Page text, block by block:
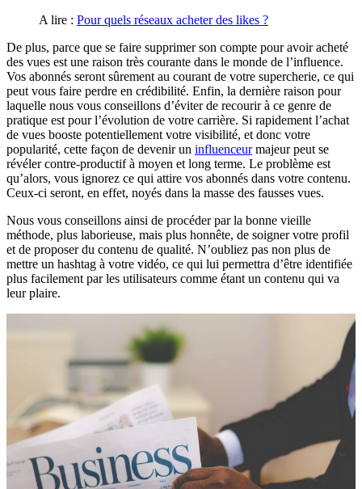
A lire : Pour quels réseaux acheter des likes ?
De plus, parce que se faire supprimer son compte pour avoir acheté
des vues est une raison très courante dans le monde de l’influence.
Vos abonnés seront sûrement au courant de votre supercherie, ce qui
peut vous faire perdre en crédibilité. Enfin, la dernière raison pour
laquelle nous vous conseillons d’éviter de recourir à ce genre de
pratique est pour l’évolution de votre carrière. Si rapidement l’achat
de vues booste potentiellement votre visibilité, et donc votre
popularité, cette façon de devenir un influenceurmajeur peut se
révéler contre-productif à moyen et long terme. Le problème est
qu’alors, vous ignorez ce qui attire vos abonnés dans votre contenu.
Ceux-ci seront, en effet, noyés dans la masse des fausses vues.
Nous vous conseillons ainsi de procéder par la bonne vieille
méthode, plus laborieuse, mais plus honnête, de soigner votre profil
et de proposer du contenu de qualité. N’oubliez pas non plus de
mettre un hashtag à votre vidéo, ce qui lui permettra d’être identifiée
plus facilement par les utilisateurs comme étant un contenu qui va
leur plaire.